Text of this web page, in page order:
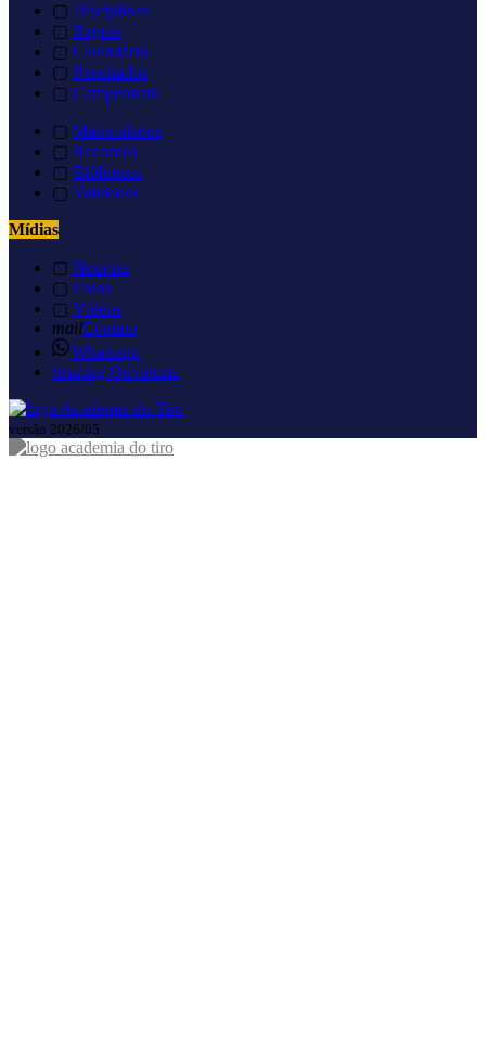
▢ Disciplinas
▢ Regras
▢ Calendário
▢ Resultados
▢ Campeonato
▢ Matriculados
▢ Recordes
▢ Biblioteca
▢ Validador
Mídias
▢ Notícias
▢ Fotos
▢ Vídeos
mailContato
Whatsapp
hearing Ouvidoria
versão 2026/05